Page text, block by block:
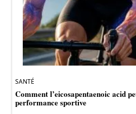
SANTÉ
Comment l’eicosapentaenoic acid
performance sportive